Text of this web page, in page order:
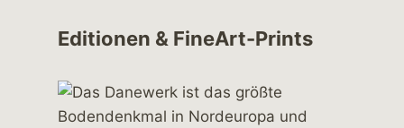
Editionen & FineArt-Prints